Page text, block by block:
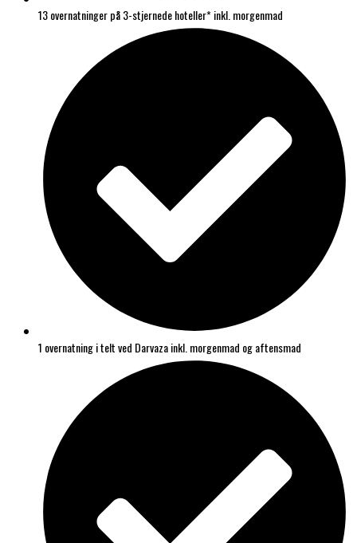
13 overnatninger på 3-stjernede hoteller* inkl. morgenmad
1 overnatning i telt ved Darvaza inkl. morgenmad og aftensmad